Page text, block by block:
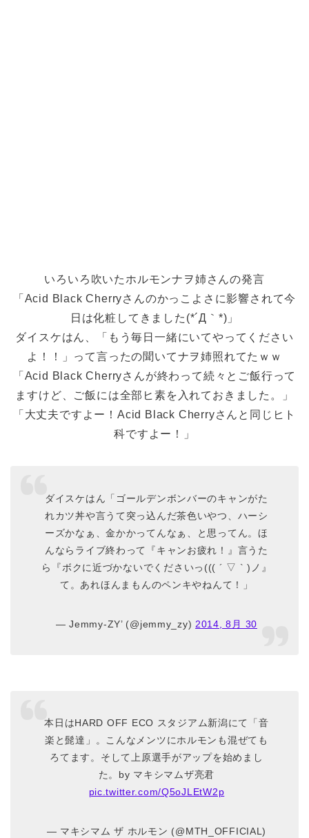
いろいろ吹いたホルモンナヲ姉さんの発言
「Acid Black Cherryさんのかっこよさに影響されて今
日は化粧してきました(*´Д｀*)」
ダイスケはん、「もう毎日一緒にいてやってください
よ！！」って言ったの聞いてナヲ姉照れてたｗｗ
「Acid Black Cherryさんが終わって続々とご飯行って
ますけど、ご飯には全部ヒ素を入れておきました。」
「大丈夫ですよー！Acid Black Cherryさんと同じヒト
科ですよー！」
ダイスケはん「ゴールデンボンバーのキャンがた
れカツ丼や言うて突っ込んだ茶色いやつ、ハーシ
ーズかなぁ、金かかってんなぁ、と思ってん。ほ
んならライブ終わって『キャンお疲れ！』言うた
ら『ボクに近づかないでくださいっ((( ´ ▽ ` )ノ』
て。あれほんまもんのペンキやねんて！」
— Jemmy-ZY’ (@jemmy_zy) 2014, 8月 30
本日はHARD OFF ECO スタジアム新潟にて「音
楽と髭達」。こんなメンツにホルモンも混ぜても
ろてます。そして上原選手がアップを始めまし
た。by マキシマムザ亮君
pic.twitter.com/Q5oJLEtW2p
— マキシマム ザ ホルモン (@MTH_OFFICIAL)